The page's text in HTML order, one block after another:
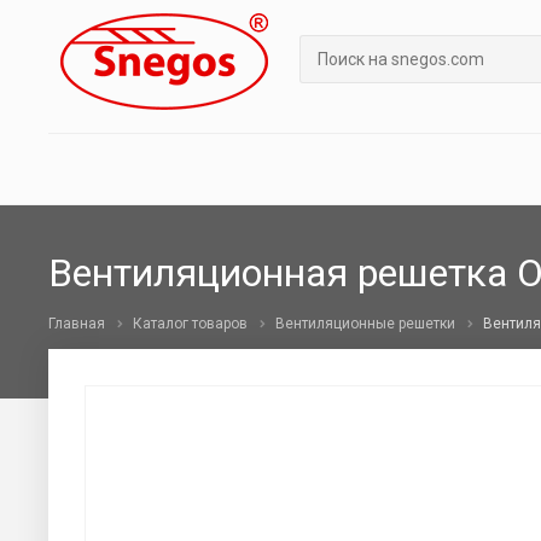
Вентиляционная решетка
Главная Каталог товаров Вентиляционные решетки